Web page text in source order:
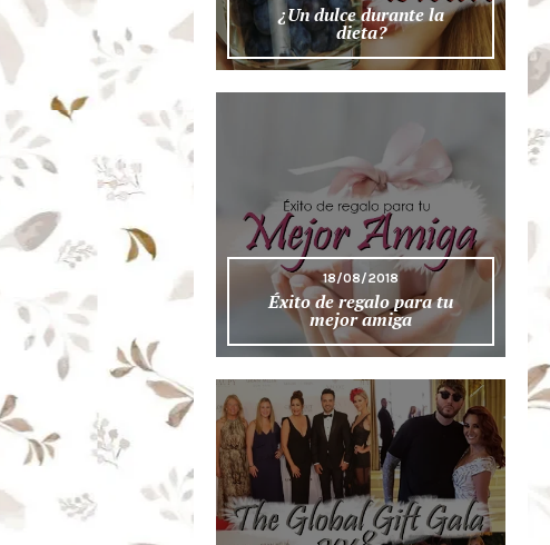
¿Un dulce durante la
dieta?
18/08/2018
Éxito de regalo para tu
mejor amiga